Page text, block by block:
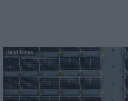
Helyi hírek